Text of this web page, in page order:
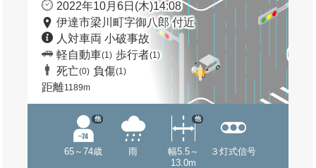
2022年10月6日(木)14:08
伊達市梁川町字御八郎 付近
人対車両 小破事故
軽自動車(1) 歩行者(1)
死亡(0) 負傷(1)
距離1189m
65～74歳
他
雨
幅5.5～
13.0m
他
３灯式信号